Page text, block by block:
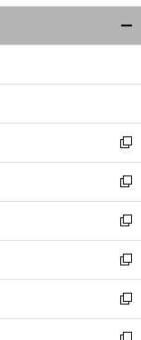
ウ
ィ
ン
ウ
開
く
新
し
い
ウ
ィ
ン
ド
ウ
で
開
新
し
い
ウ
ィ
ン
ド
ウ
新
し
い
ウ
ィ
ン
新
し
い
ウ
新
し